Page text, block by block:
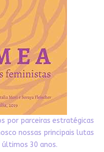
por parceiras estratégicas
nossas principais lutas
30 anos.